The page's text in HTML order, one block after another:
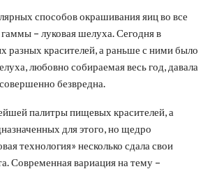
способов окрашивания яиц во все
– луковая шелуха. Сегодня в
разных красителей, а раньше с ними было
любовно собираемая весь год, давала
безвредна.
палитры пищевых красителей, а
для этого, но щедро
технология» несколько сдала свои
Современная вариация на тему –